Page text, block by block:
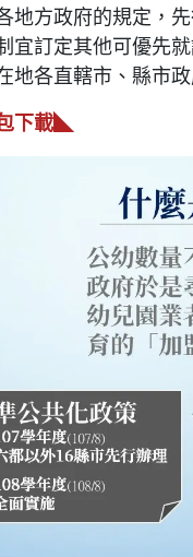
地方政府的規定，
宜訂定其他可優先
地各直轄市、縣市
下載◣